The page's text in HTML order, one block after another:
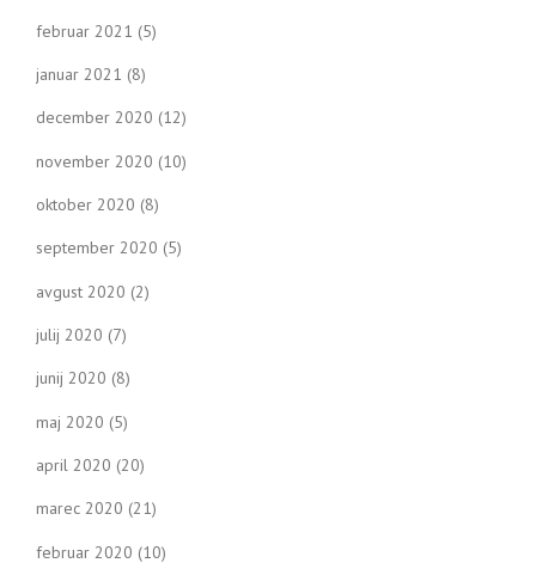
februar 2021 (5)
januar 2021 (8)
december 2020 (12)
november 2020 (10)
oktober 2020 (8)
september 2020 (5)
avgust 2020 (2)
julij 2020 (7)
junij 2020 (8)
maj 2020 (5)
april 2020 (20)
marec 2020 (21)
februar 2020 (10)